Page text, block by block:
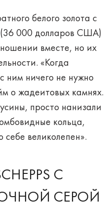
белого золота с
000 долларов США)
вместе, но их
«Когда
ним ничего не нужно
о жадеитовых камнях.
просто нанизали
кольца,
великолепен».
С
СЕРОЙ